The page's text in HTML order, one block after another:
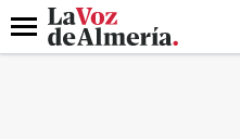
DESTACADO
Menú